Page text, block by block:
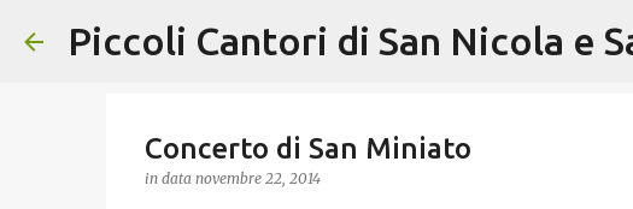
Piccoli Cantori di San Nicola e
Concerto di San Miniato
in data novembre 22, 2014